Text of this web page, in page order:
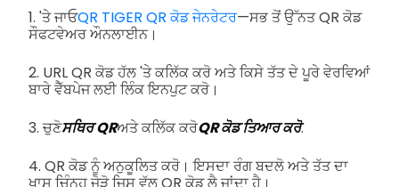
1. 'ਤੇ ਜਾਓQR TIGER QR ਕੋਡ ਜੇਨਰੇਟਰ—ਸਭ ਤੋਂ ਉੱਨਤ QR ਕੋਡ
ਸੌਫਟਵੇਅਰ ਔਨਲਾਈਨ।
2. URL QR ਕੋਡ ਹੱਲ 'ਤੇ ਕਲਿੱਕ ਕਰੋ ਅਤੇ ਕਿਸੇ ਤੱਤ ਦੇ ਪੂਰੇ ਵੇਰਵਿਆਂ
ਬਾਰੇ ਵੈੱਬਪੇਜ ਲਈ ਲਿੰਕ ਇਨਪੁਟ ਕਰੋ।
3. ਚੁਣੋਸਥਿਰ QRਅਤੇ ਕਲਿੱਕ ਕਰੋQR ਕੋਡ ਤਿਆਰ ਕਰੋ.
4. QR ਕੋਡ ਨੂੰ ਅਨੁਕੂਲਿਤ ਕਰੋ। ਇਸਦਾ ਰੰਗ ਬਦਲੋ ਅਤੇ ਤੱਤ ਦਾ
ਖਾਸ ਚਿੰਨ੍ਹ ਜੋੜੋ ਜਿਸ ਵੱਲ QR ਕੋਡ ਲੈ ਜਾਂਦਾ ਹੈ।